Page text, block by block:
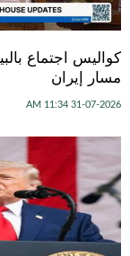
كواليس اجتماع
مسار إيران
31-07-2026 11:34 AM